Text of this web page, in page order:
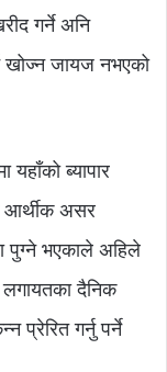
गर्ने अनि
खोज्न जायज नभएको
ब्यापार
आर्थीक असर
पुग्ने भएकाले अहिले
लगायतका दैनिक
प्रेरित गर्नु पर्ने